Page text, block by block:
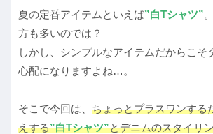
夏の定番アイテムといえば”白Tシャツ”
方も多いのでは？
しかし、シンプルなアイテムだからこそ
心配になりますよね…。
そこで今回は、 ちょっとプラスワンする
えする”白Tシャツ”とデニムのスタイリ